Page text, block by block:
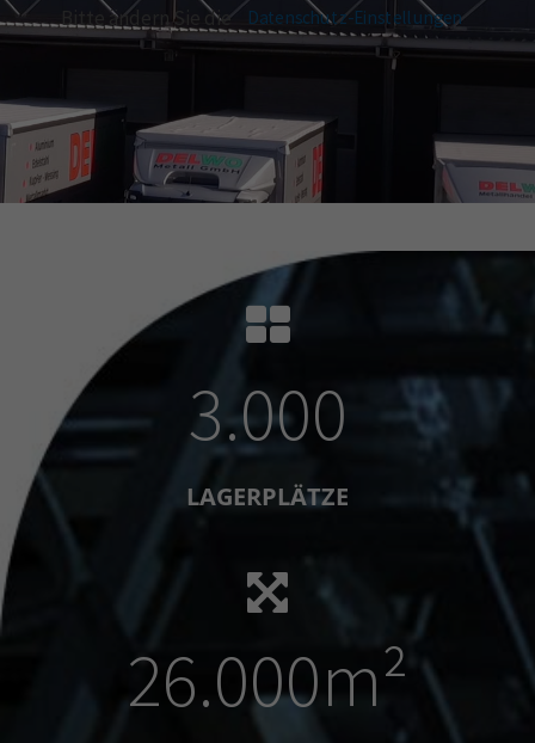
Bitte ändern Sie die
Datenschutz-Einstellungen
3.000
LAGERPLÄTZE
26.000m²